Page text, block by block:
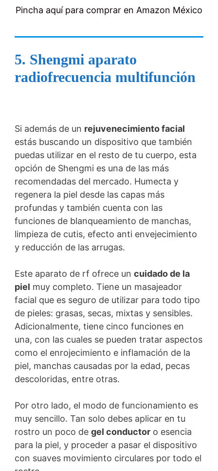
Pincha aquí para comprar en Amazon México
5. Shengmi aparato
radiofrecuencia multifunción
Si además de un rejuvenecimiento facial
estás buscando un dispositivo que también
puedas utilizar en el resto de tu cuerpo, esta
opción de Shengmi es una de las más
recomendadas del mercado. Humecta y
regenera la piel desde las capas más
profundas y también cuenta con las
funciones de blanqueamiento de manchas,
limpieza de cutis, efecto anti envejecimiento
y reducción de las arrugas.
Este aparato de rf ofrece un cuidado de la
piel muy completo. Tiene un masajeador
facial que es seguro de utilizar para todo tipo
de pieles: grasas, secas, mixtas y sensibles.
Adicionalmente, tiene cinco funciones en
una, con las cuales se pueden tratar aspectos
como el enrojecimiento e inflamación de la
piel, manchas causadas por la edad, pecas
descoloridas, entre otras.
Por otro lado, el modo de funcionamiento es
muy sencillo. Tan solo debes aplicar en tu
rostro un poco de gel conductor o esencia
para la piel, y proceder a pasar el dispositivo
con suaves movimiento circulares por todo el